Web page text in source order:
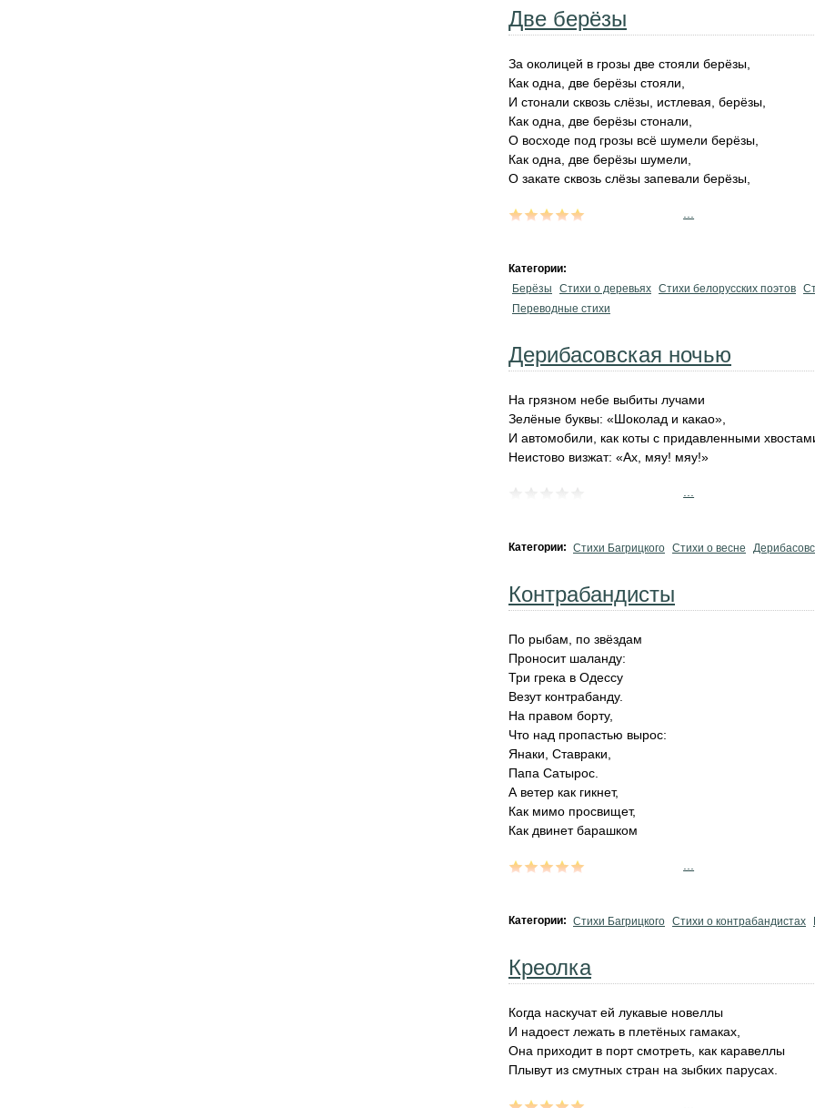
Две берёзы
За околицей в грозы две стояли берёзы,
Как одна, две берёзы стояли,
И стонали сквозь слёзы, истлевая, берёзы,
Как одна, две берёзы стонали,
О восходе под грозы всё шумели берёзы,
Как одна, две берёзы шумели,
О закате сквозь слёзы запевали берёзы,
Категории:
Берёзы
Стихи о деревьях Стихи белорусских поэтов
Переводные стихи
Дерибасовская ночью
На грязном небе выбиты лучами
Зелёные буквы: «Шоколад и какао»,
И автомобили, как коты с придавленными
Неистово визжат: «Ах, мяу! мяу!»
Категории: Стихи Багрицкого Стихи о весне
Контрабандисты
По рыбам, по звёздам
Проносит шаланду:
Три грека в Одессу
Везут контрабанду.
На правом борту,
Что над пропастью вырос:
Янаки, Ставраки,
Папа Сатырос.
А ветер как гикнет,
Как мимо просвищет,
Как двинет барашком
Категории: Стихи Багрицкого Стихи о контрабандистах
Креолка
Когда наскучат ей лукавые новеллы
И надоест лежать в плетёных гамаках,
Она приходит в порт смотреть, как каравеллы
Плывут из смутных стран на зыбких парусах.